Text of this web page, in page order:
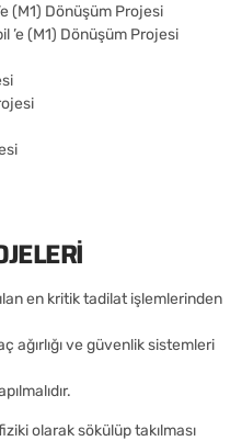
(M1) Dönüşüm Projesi
’e (M1) Dönüşüm Projesi
en kritik tadilat işlemlerinden
ağırlığı ve güvenlik sistemleri
olarak sökülüp takılması